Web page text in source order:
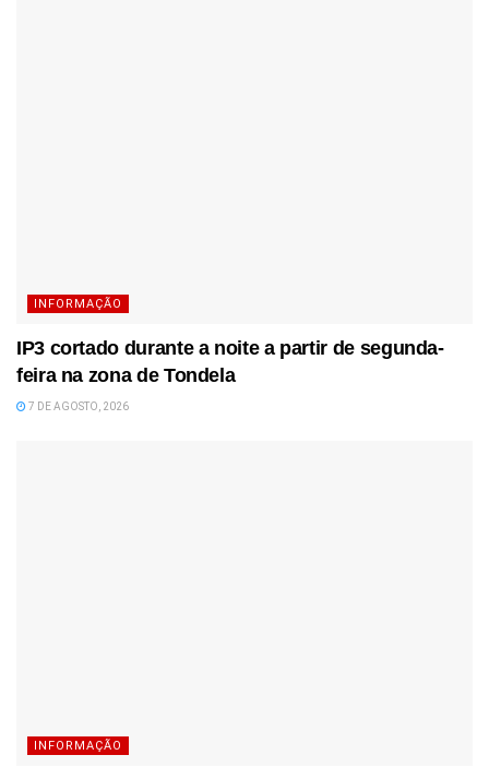
INFORMAÇÃO
IP3 cortado durante a noite a partir de segunda-
feira na zona de Tondela
7 DE AGOSTO, 2026
INFORMAÇÃO